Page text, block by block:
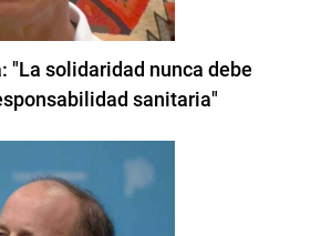
"La solidaridad nunca debe
sanitaria"